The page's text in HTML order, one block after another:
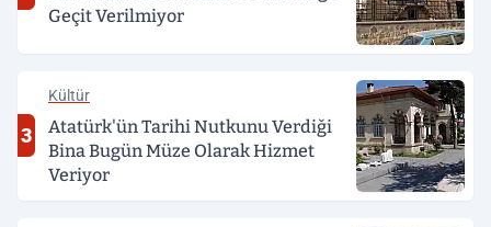
Geçit Verilmiyor
3
Kültür
Atatürk'ün Tarihi Nutkunu Verdiği
Bina Bugün Müze Olarak Hizmet
Veriyor